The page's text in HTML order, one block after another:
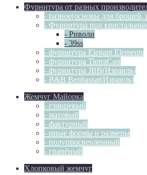
Фурнитура от разных
- разное(основы для брошей,
- Фурнитура под
- Риволи
- 39ss
- фурнитура Elegant Elements
- фурнитура TierraCast
- фурнитура JBB(Израиль)
- B&B Benbassat(Израиль)
Жемчуг Майорка
- глянцевый
- матовый
- фактурный
- иные формы и размеры
- полупросверленный
- гранёный
Хлопковый жемчуг